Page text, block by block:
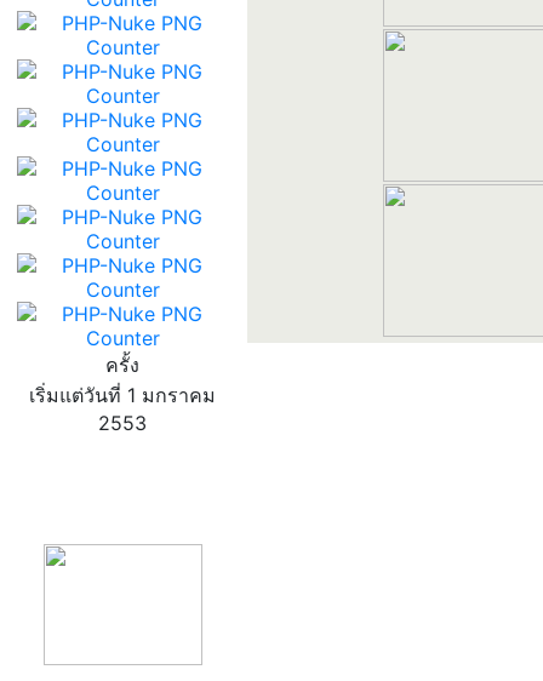
ครั้ง
เริ่มแต่วันที่ 1 มกราคม
2553